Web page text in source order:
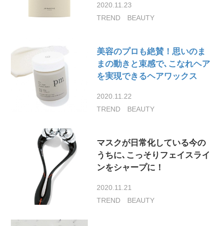
2020.11.23
TREND
BEAUTY
美容のプロも絶賛！思いのま
まの動きと束感で､こなれヘア
を実現できるヘアワックス
2020.11.22
TREND
BEAUTY
マスクが日常化している今の
うちに､こっそりフェイスライ
ンをシャープに！
2020.11.21
TREND
BEAUTY